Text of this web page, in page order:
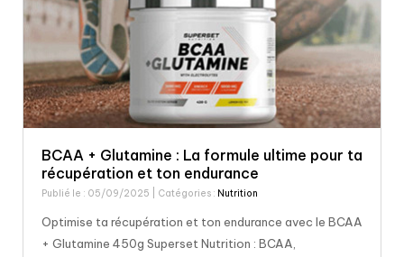
BCAA + Glutamine : La formule ultime pour ta
récupération et ton endurance
Publié le : 05/09/2025 | Catégories : Nutrition
Optimise ta récupération et ton endurance avec le BCAA
+ Glutamine 450g Superset Nutrition : BCAA,